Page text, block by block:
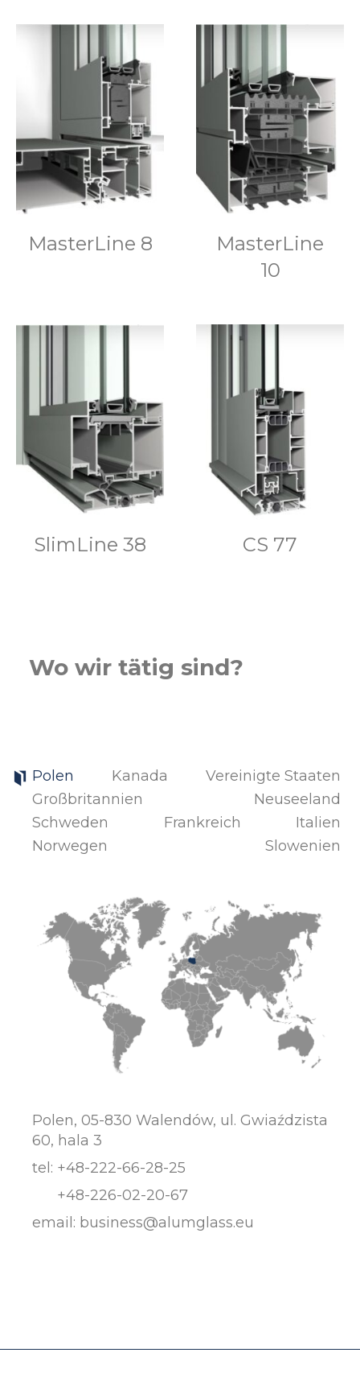
MasterLine 8
MasterLine
10
SlimLine 38 CS 77
Wo wir tätig sind?
Polen Kanada
Vereinigte Staaten
Großbritannien
Neuseeland
Schweden
Frankreich
Italien
Norwegen
Slowenien
Polen, 05-830 Walendów, ul. Gwiaździsta
60, hala 3
tel: +48-222-66-28-25
+48-226-02-20-67
email: business@alumglass.eu